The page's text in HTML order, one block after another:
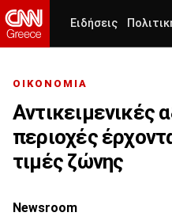
Ειδήσεις
ΟΙΚΟΝΟΜΙΑ
Αντικειμενικές
περιοχές
τιμές ζώνης
Newsroom